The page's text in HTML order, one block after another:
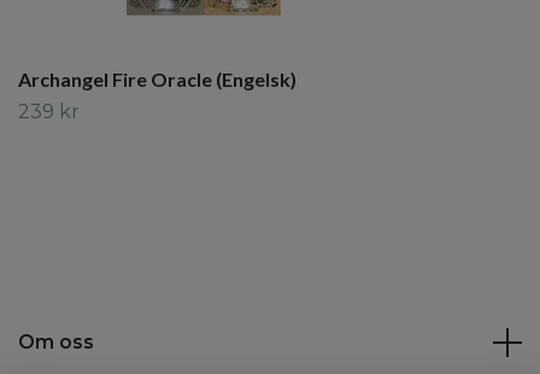
Archangel Fire Oracle (Engelsk)
239 kr
Om oss